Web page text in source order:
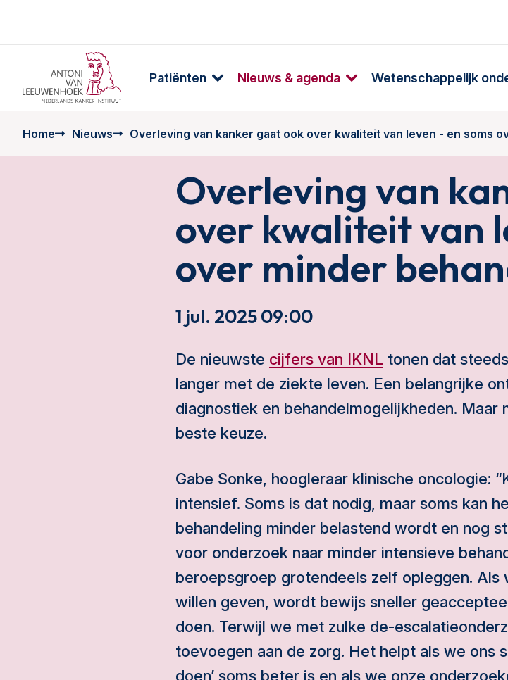
Patiënten Nieuws & agenda Wetenschappelijk
Home Nieuws Overleving van kanker gaat ook over kwaliteit van leven - en soms
Overleving van
over kwaliteit van
over minder
1 jul. 2025 09:00
De nieuwste cijfers van IKNL tonen dat
langer met de ziekte leven. Een belangrijke
diagnostiek en behandelmogelijkheden. Maar
beste keuze.
Gabe Sonke, hoogleraar klinische oncologie:
intensief. Soms is dat nodig, maar soms kan
behandeling minder belastend wordt en nog
voor onderzoek naar minder intensieve
beroepsgroep grotendeels zelf opleggen. Als
willen geven, wordt bewijs sneller
doen. Terwijl we met zulke de-
toevoegen aan de zorg. Het helpt als we ons
doen’ soms beter is en als we onze